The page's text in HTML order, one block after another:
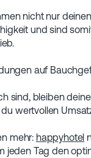
nicht nur
und sind
auf
sind, bleiben
wertvollen
mehr: happyhotel
jeden Tag den